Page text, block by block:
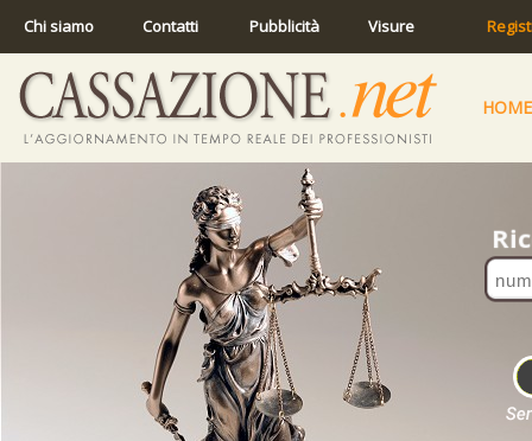
Chi siamo Contatti Pubblicità Visure
HOME